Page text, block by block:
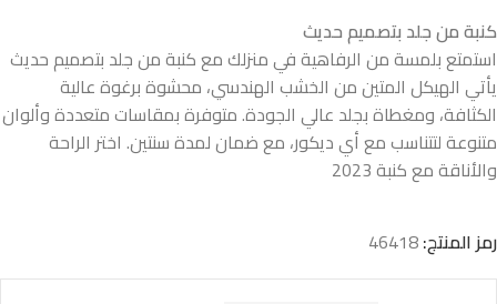
كنبة من جلد بتصميم حديث
استمتع بلمسة من الرفاهية في منزلك مع كنبة من جلد بتصميم حديث
يأتي الهيكل المتين من الخشب الهندسي، محشوة برغوة عالية
الكثافة، ومغطاة بجلد عالي الجودة. متوفرة بمقاسات متعددة وألوان
متنوعة لتتناسب مع أي ديكور، مع ضمان لمدة سنتين. اختر الراحة
والأناقة مع كنبة 2023
رمز المنتج:46418